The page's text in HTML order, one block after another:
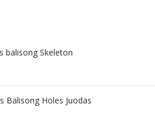
balisong Skeleton
Balisong Holes Juodas